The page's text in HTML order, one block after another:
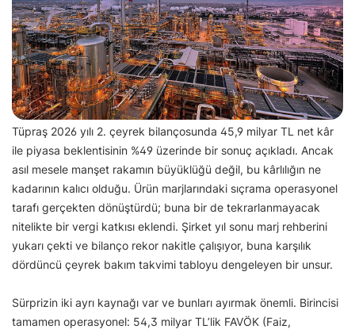
Tüpraş 2026 yılı 2. çeyrek bilançosunda 45,9 milyar TL net kâr
ile piyasa beklentisinin %49 üzerinde bir sonuç açıkladı. Ancak
asıl mesele manşet rakamın büyüklüğü değil, bu kârlılığın ne
kadarının kalıcı olduğu. Ürün marjlarındaki sıçrama operasyonel
tarafı gerçekten dönüştürdü; buna bir de tekrarlanmayacak
nitelikte bir vergi katkısı eklendi. Şirket yıl sonu marj rehberini
yukarı çekti ve bilanço rekor nakitle çalışıyor, buna karşılık
dördüncü çeyrek bakım takvimi tabloyu dengeleyen bir unsur.
Sürprizin iki ayrı kaynağı var ve bunları ayırmak önemli. Birincisi
tamamen operasyonel: 54,3 milyar TL’lik FAVÖK (Faiz,